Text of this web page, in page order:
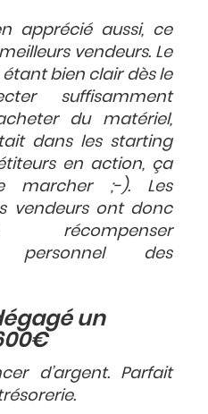
apprécié aussi, ce
vendeurs. Le
bien clair dès le
suffisamment
du matériel,
dans les starting
en action, ça
marcher ;-). Les
vendeurs ont donc
personnel des
un
d’argent. Parfait